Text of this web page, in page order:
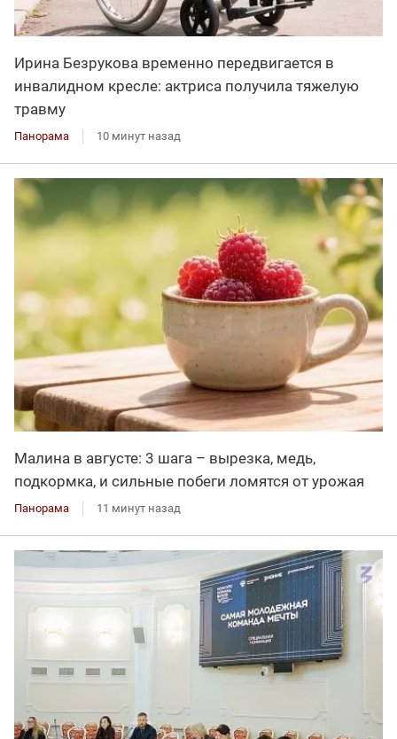
Ирина Безрукова временно передвигается в
инвалидном кресле: актриса получила тяжелую
травму
Панорама 10 минут назад
Малина в августе: 3 шага – вырезка, медь,
подкормка, и сильные побеги ломятся от урожая
Панорама 11 минут назад